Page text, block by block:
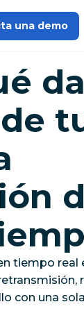
una demo
tiempo real
con una